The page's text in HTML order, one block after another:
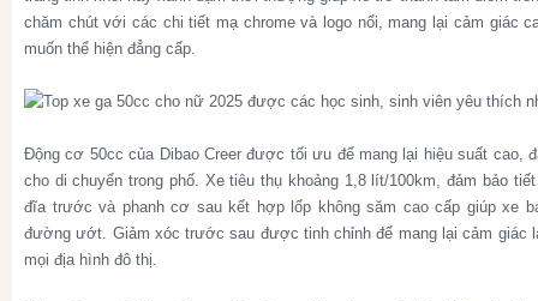
chăm chút với các chi tiết mạ chrome và logo nổi, mang lại cảm giác
muốn thể hiện đẳng cấp.
Động cơ 50cc của Dibao Creer được tối ưu để mang lại hiệu suất cao,
cho di chuyển trong phố. Xe tiêu thụ khoảng 1,8 lít/100km, đảm bảo
đĩa trước và phanh cơ sau kết hợp lốp không săm cao cấp giúp xe
đường ướt. Giảm xóc trước sau được tinh chỉnh để mang lại cảm giác
mọi địa hình đô thị.